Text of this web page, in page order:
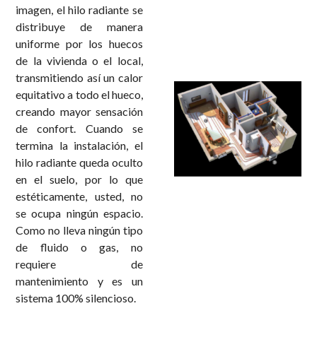
imagen, el hilo radiante se
distribuye de manera
uniforme por los huecos
de la vivienda o el local,
transmitiendo así un calor
equitativo a todo el hueco,
creando mayor sensación
de confort. Cuando se
termina la instalación, el
hilo radiante queda oculto
en el suelo, por lo que
estéticamente, usted, no
se ocupa ningún espacio.
Como no lleva ningún tipo
de fluido o gas, no
requiere de
mantenimiento y es un
sistema 100% silencioso.